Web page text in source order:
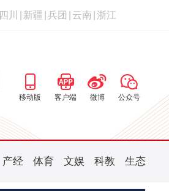
四川 新疆 兵团 云南 浙江
移动版 客户端 微博 公众号
产经 体育 文娱 科教 生态